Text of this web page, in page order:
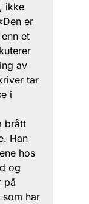
ikke
er
et
av
tar
i
brått
Han
hos
og
på
som har